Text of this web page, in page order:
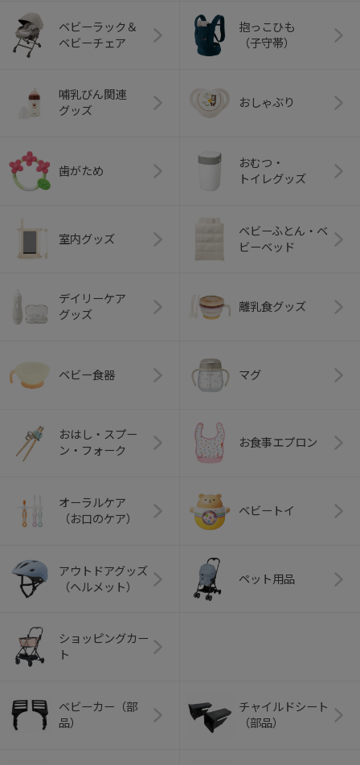
ベビーラック＆
ベビーチェア
抱っこひも
（子守帯）
哺乳びん関連
グッズ
おしゃぶり
歯がため
おむつ・
トイレグッズ
室内グッズ
ベビーふとん・ベ
ビーベッド
デイリーケア
グッズ
離乳食グッズ
ベビー食器 マグ
おはし・スプー
ン・フォーク
お食事エプロン
オーラルケア
（お口のケア）
ベビートイ
アウトドアグッズ
（ヘルメット）
ペット用品
ショッピングカー
ト
ベビーカー（部
品）
チャイルドシート
（部品）